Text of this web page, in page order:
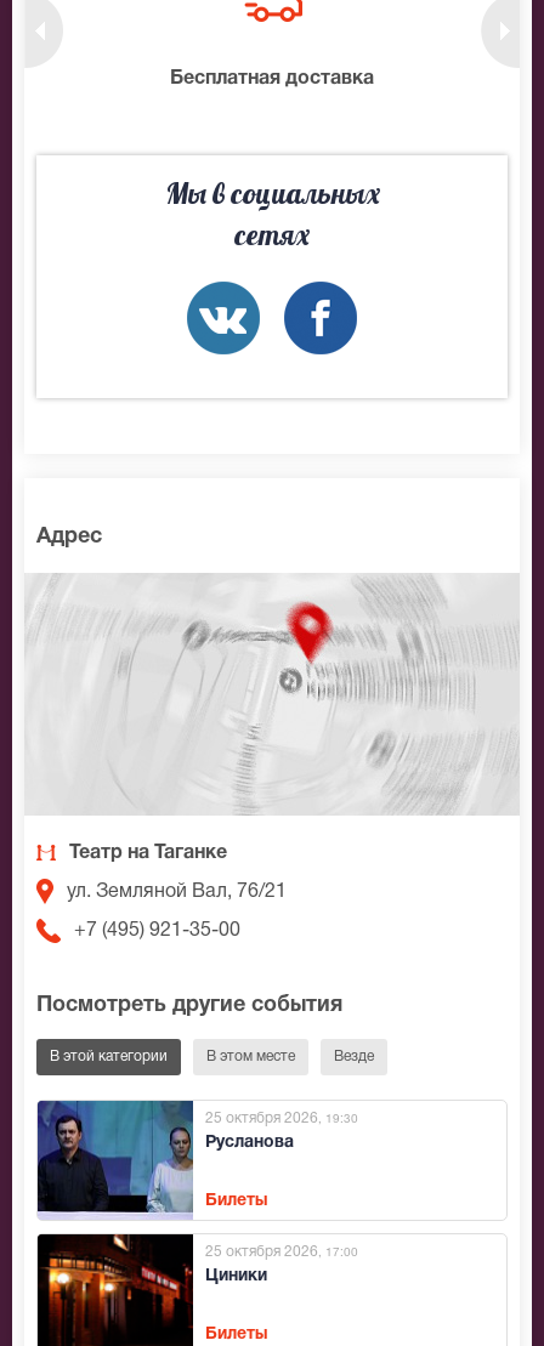
Бесплатная доставка
Мы в социальных
сетях
Адрес
Театр на Таганке
ул. Земляной Вал, 76/21
+7 (495) 921-35-00
Посмотреть другие события
В этой категории В этом месте Везде
Русланова
25 октября 2026 , 19:30
Билеты
Циники
25 октября 2026 , 17:00
Билеты